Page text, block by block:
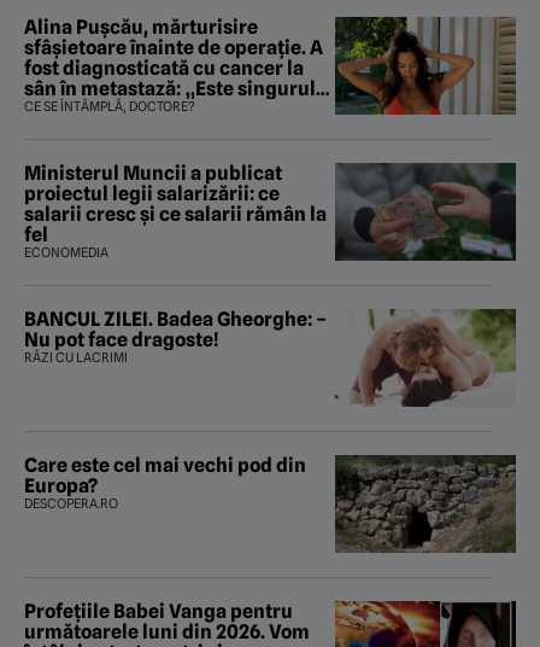
Alina Pușcău, mărturisire
sfâșietoare înainte de operație. A
fost diagnosticată cu cancer la
sân în metastază: „Este singurul
tratament care o să mă ajute să
CE SE ÎNTÂMPLĂ, DOCTORE?
Ministerul Muncii a publicat
proiectul legii salarizării: ce
salarii cresc și ce salarii rămân la
fel
ECONOMEDIA
BANCUL ZILEI. Badea Gheorghe: –
Nu pot face dragoste!
RÂZI CU LACRIMI
Care este cel mai vechi pod din
Europa?
DESCOPERA.RO
Profețiile Babei Vanga pentru
următoarele luni din 2026. Vom